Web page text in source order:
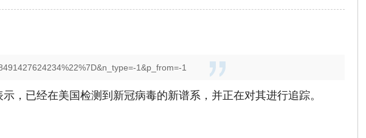
1&p_from=-1
，已经在美国检测到新冠病毒的新谱系，并正在对其进行追踪。